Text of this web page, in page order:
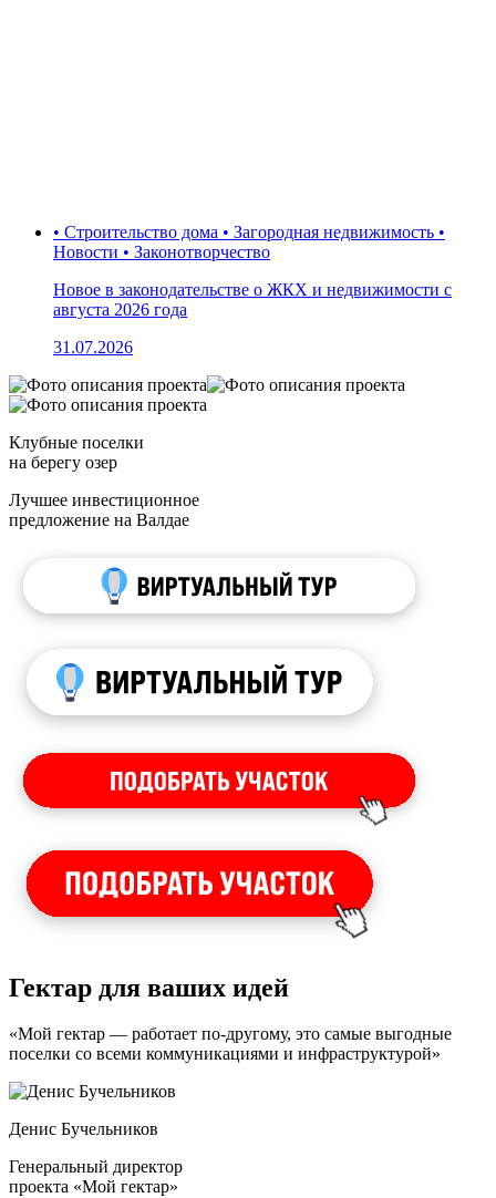
• Строительство дома • Загородная недвижимость •
Новости • Законотворчество
Новое в законодательстве о ЖКХ и недвижимости с
августа 2026 года
31.07.2026
Клубные поселки
на берегу озер
Лучшее инвестиционное
предложение на Валдае
Гектар для ваших идей
«Мой гектар — работает по-другому, это самые выгодные
поселки со всеми коммуникациями и инфраструктурой»
Денис Бучельников
Генеральный директор
проекта «Мой гектар»